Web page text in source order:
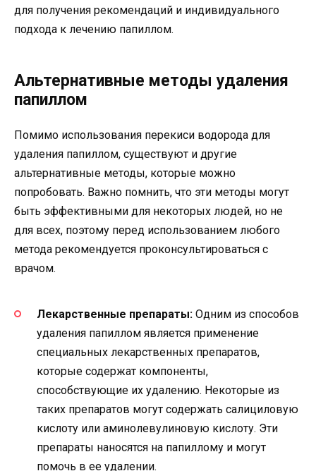
для получения рекомендаций и индивидуального
подхода к лечению папиллом.
Альтернативные методы удаления
папиллом
Помимо использования перекиси водорода для
удаления папиллом, существуют и другие
альтернативные методы, которые можно
попробовать. Важно помнить, что эти методы могут
быть эффективными для некоторых людей, но не
для всех, поэтому перед использованием любого
метода рекомендуется проконсультироваться с
врачом.
Лекарственные препараты: Одним из способов
удаления папиллом является применение
специальных лекарственных препаратов,
которые содержат компоненты,
способствующие их удалению. Некоторые из
таких препаратов могут содержать салициловую
кислоту или аминолевулиновую кислоту. Эти
препараты наносятся на папиллому и могут
помочь в ее удалении.